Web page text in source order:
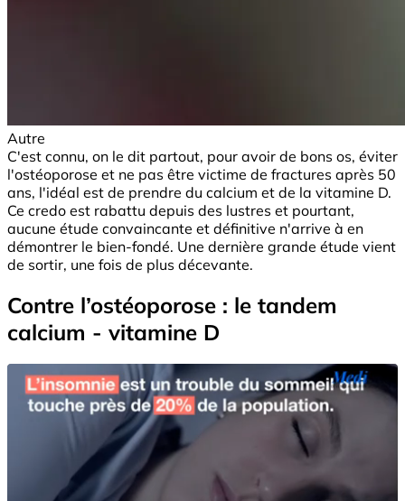
Autre
C'est connu, on le dit partout, pour avoir de bons os, éviter
l'ostéoporose et ne pas être victime de fractures après 50
ans, l'idéal est de prendre du calcium et de la vitamine D.
Ce credo est rabattu depuis des lustres et pourtant,
aucune étude convaincante et définitive n'arrive à en
démontrer le bien-fondé. Une dernière grande étude vient
de sortir, une fois de plus décevante.
Contre l’ostéoporose : le tandem
calcium - vitamine D